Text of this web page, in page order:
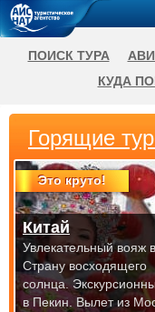
Горящие
Это круто!
Китай
Увлекательный вояж в
Страну восходящего
солнца.
в Пекин. Вылет из
ПОИСК ТУРА
КУДА